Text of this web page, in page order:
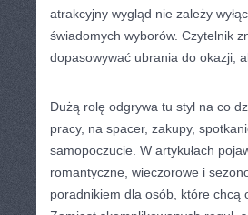
atrakcyjny wygląd nie zależy
świadomych wyborów. Czytelnik
dopasowywać ubrania do okazji,
Dużą rolę odgrywa tu styl na co
pracy, na spacer, zakupy,
samopoczucie. W artykułach
romantyczne, wieczorowe i
poradnikiem dla osób, które chcą